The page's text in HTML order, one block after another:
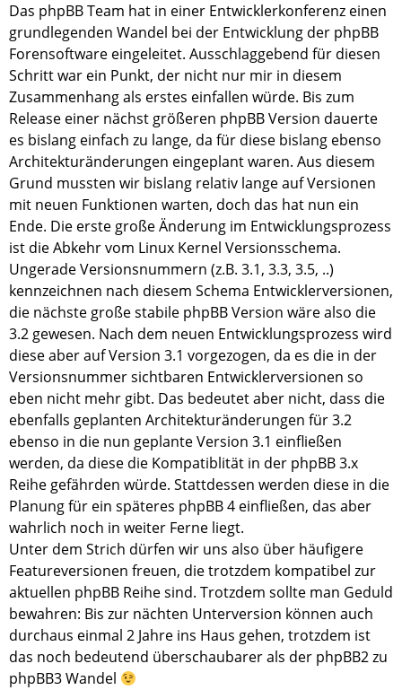
Das phpBB Team hat in einer Entwicklerkonferenz einen
grundlegenden Wandel bei der Entwicklung der phpBB
Forensoftware eingeleitet. Ausschlaggebend für diesen
Schritt war ein Punkt, der nicht nur mir in diesem
Zusammenhang als erstes einfallen würde. Bis zum
Release einer nächst größeren phpBB Version dauerte
es bislang einfach zu lange, da für diese bislang ebenso
Architekturänderungen eingeplant waren. Aus diesem
Grund mussten wir bislang relativ lange auf Versionen
mit neuen Funktionen warten, doch das hat nun ein
Ende. Die erste große Änderung im Entwicklungsprozess
ist die Abkehr vom Linux Kernel Versionsschema.
Ungerade Versionsnummern (z.B. 3.1, 3.3, 3.5, ..)
kennzeichnen nach diesem Schema Entwicklerversionen,
die nächste große stabile phpBB Version wäre also die
3.2 gewesen. Nach dem neuen Entwicklungsprozess wird
diese aber auf Version 3.1 vorgezogen, da es die in der
Versionsnummer sichtbaren Entwicklerversionen so
eben nicht mehr gibt. Das bedeutet aber nicht, dass die
ebenfalls geplanten Architekturänderungen für 3.2
ebenso in die nun geplante Version 3.1 einfließen
werden, da diese die Kompatiblität in der phpBB 3.x
Reihe gefährden würde. Stattdessen werden diese in die
Planung für ein späteres phpBB 4 einfließen, das aber
wahrlich noch in weiter Ferne liegt.
Unter dem Strich dürfen wir uns also über häufigere
Featureversionen freuen, die trotzdem kompatibel zur
aktuellen phpBB Reihe sind. Trotzdem sollte man Geduld
bewahren: Bis zur nächten Unterversion können auch
durchaus einmal 2 Jahre ins Haus gehen, trotzdem ist
das noch bedeutend überschaubarer als der phpBB2 zu
phpBB3 Wandel